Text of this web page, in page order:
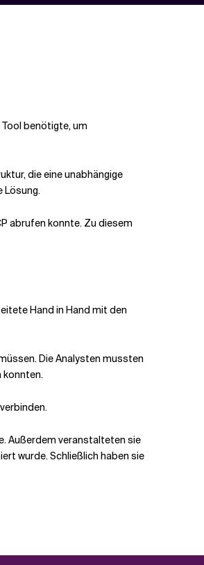
benötigte, um
die eine unabhängige
Lösung.
abrufen konnte. Zu diesem
Hand in Hand mit den
Die Analysten mussten
konnten.
Außerdem veranstalteten sie
wurde. Schließlich haben sie